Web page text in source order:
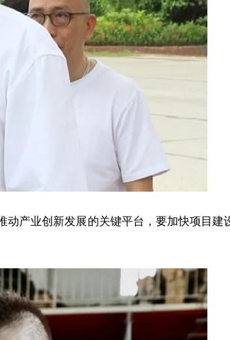
产业创新发展的关键平台，要加快项目建